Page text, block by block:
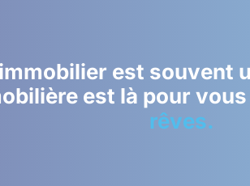
est souvent
est là pour
rêves.